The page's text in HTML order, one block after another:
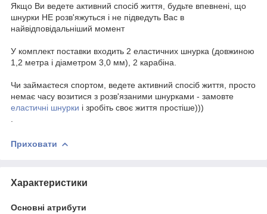
Якщо Ви ведете активний спосіб життя, будьте впевнені, що
шнурки НЕ розв'яжуться і не підведуть Вас в
найвідповідальніший момент
У комплект поставки входить 2 еластичних шнурка (довжиною
1,2 метра і діаметром 3,0 мм), 2 карабіна.
Чи займаєтеся спортом, ведете активний спосіб життя, просто
немає часу возитися з розв'язаними шнурками - замовте
еластичні шнурки і зробіть своє життя простіше)))
Приховати
Характеристики
Основні атрибути